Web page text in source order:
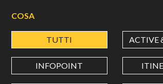
COSA
TUTTI ACTIVE
INFOPOINT